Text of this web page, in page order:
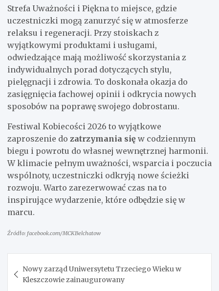
Strefa Uważności i Piękna to miejsce, gdzie
uczestniczki mogą zanurzyć się w atmosferze
relaksu i regeneracji. Przy stoiskach z
wyjątkowymi produktami i usługami,
odwiedzające mają możliwość skorzystania z
indywidualnych porad dotyczących stylu,
pielęgnacji i zdrowia. To doskonała okazja do
zasięgnięcia fachowej opinii i odkrycia nowych
sposobów na poprawę swojego dobrostanu.
Festiwal Kobiecości 2026 to wyjątkowe
zaproszenie do zatrzymania się w codziennym
biegu i powrotu do własnej wewnętrznej harmonii.
W klimacie pełnym uważności, wsparcia i poczucia
wspólnoty, uczestniczki odkryją nowe ścieżki
rozwoju. Warto zarezerwować czas na to
inspirujące wydarzenie, które odbędzie się w
marcu.
Źródło: facebook.com/MCKBelchatow
wpisu
Nowy zarząd Uniwersytetu Trzeciego Wieku w
Kleszczowie zainaugurowany